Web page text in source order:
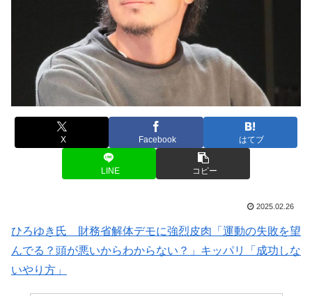
X Facebook はてブ
LINE コピー
2025.02.26
ひろゆき氏 財務省解体デモに強烈皮肉「運動の失敗を望
んでる？頭が悪いからわからない？」キッパリ「成功しな
いやり方」